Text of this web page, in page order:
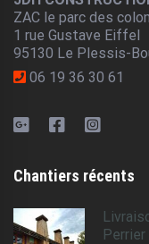
ZAC le parc des
1 rue Gustave Eiffel
95130 Le Plessis-
06 19 36 30 61
Chantiers récents